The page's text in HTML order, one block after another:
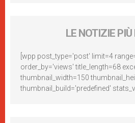
LE NOTIZIE PIÙ
[wpp post_type='post' limit=4
order_by='views' title_length=68
thumbnail_width=150
thumbnail_build='predefined'